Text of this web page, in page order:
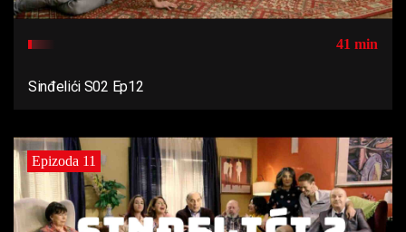
41 min
Sinđelići S02 Ep12
Epizoda 11